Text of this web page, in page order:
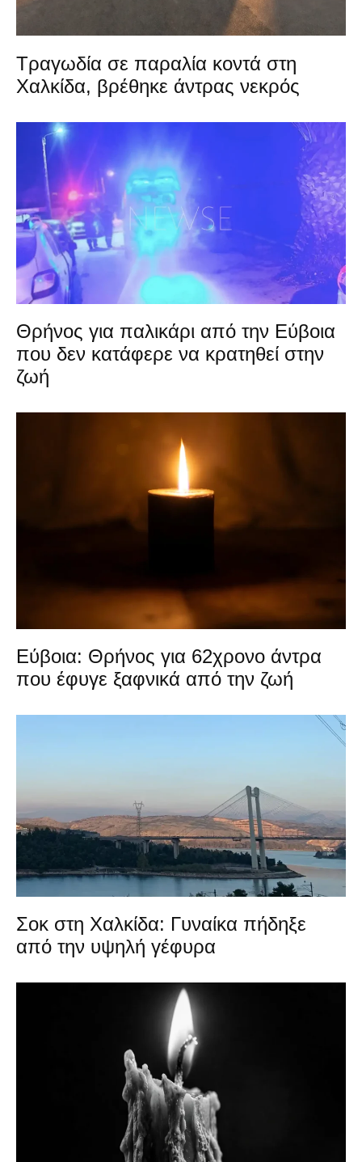
Τραγωδία σε παραλία κοντά στη
Χαλκίδα, βρέθηκε άντρας νεκρός
Θρήνος για παλικάρι από την Εύβοια
που δεν κατάφερε να κρατηθεί στην
ζωή
Εύβοια: Θρήνος για 62χρονο άντρα
που έφυγε ξαφνικά από την ζωή
Σοκ στη Χαλκίδα: Γυναίκα πήδηξε
από την υψηλή γέφυρα